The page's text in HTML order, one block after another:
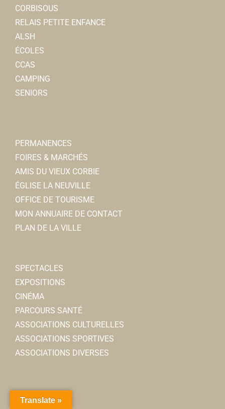
CORBISOUS
RELAIS PETITE ENFANCE
ALSH
ÉCOLES
CCAS
CAMPING
SENIORS
PERMANENCES
FOIRES & MARCHÉS
AMIS DU VIEUX CORBIE
ÉGLISE LA NEUVILLE
OFFICE DE TOURISME
MON ANNUAIRE DE CONTACT
PLAN DE LA VILLE
SPECTACLES
EXPOSITIONS
CINÉMA
PARCOURS SANTÉ
ASSOCIATIONS CULTURELLES
ASSOCIATIONS SPORTIVES
ASSOCIATIONS DIVERSES
ARRÊTÉS
Translate »